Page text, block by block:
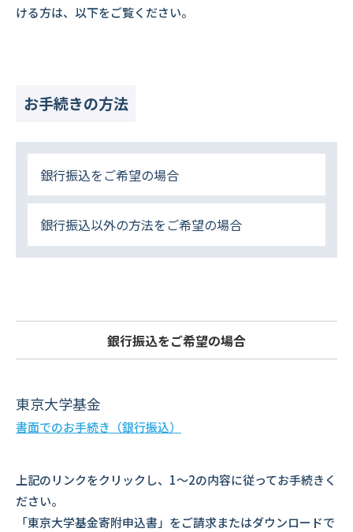
ける方は、以下をご覧ください。
お手続きの方法
銀行振込をご希望の場合
銀行振込以外の方法をご希望の場合
銀行振込をご希望の場合
東京大学基金
書面でのお手続き（銀行振込）
上記のリンクをクリックし、1～2の内容に従ってお手続きく
ださい。
「東京大学基金寄附申込書」をご請求またはダウンロードで